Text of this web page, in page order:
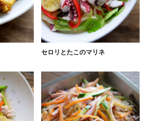
セロリとたこのマリネ